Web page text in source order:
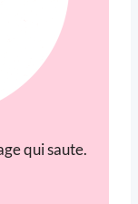
qui saute.